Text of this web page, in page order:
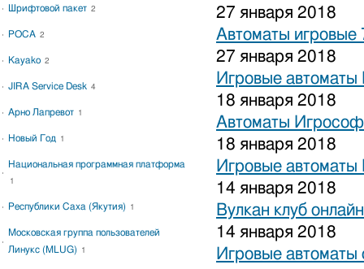
27 января 2018
Автоматы игровые
27 января 2018
Игровые автоматы
18 января 2018
Автоматы
18 января 2018
Игровые автоматы
14 января 2018
Вулкан клуб онлайн
14 января 2018
Игровые
Шрифтовой пакет 2
РОСА 2
Kayako 2
JIRA Service Desk 4
Арно Лапревот 1
Новый Год 1
Национальная программная платформа
1
Республики Саха (Якутия) 1
Московская группа пользователей
Линукс (MLUG)
1